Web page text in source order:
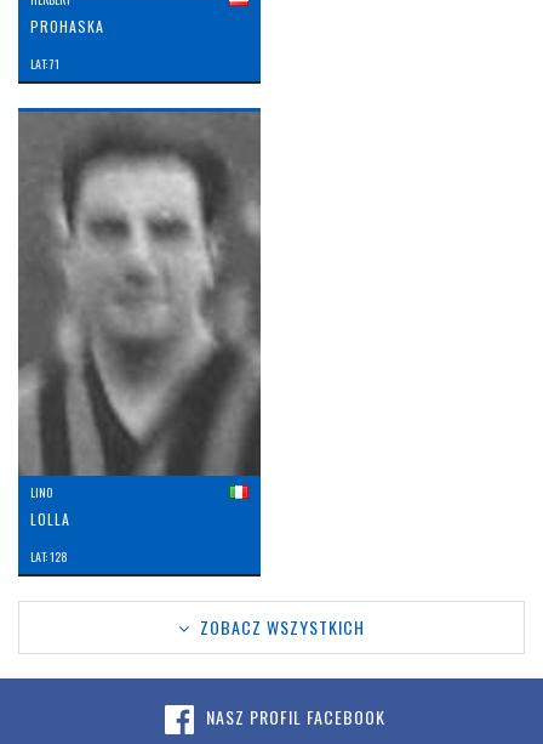
PROHASKA
LAT: 71
LINO
LOLLA
LAT: 128
ZOBACZ WSZYSTKICH
NASZ PROFIL FACEBOOK